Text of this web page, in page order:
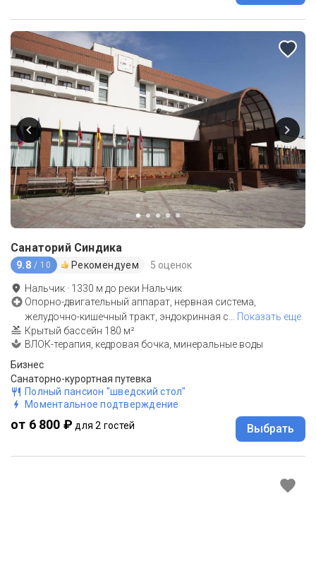
Санаторий Синдика
9.8 / 10 Рекомендуем 5 оценок
Нальчик · 1330 м до реки Нальчик
Опорно-двигательный аппарат, нервная система,
желудочно-кишечный тракт, эндокринная с
Показать еще
Крытый бассейн 180 м²
ВЛОК-терапия, кедровая бочка, минеральные воды
Бизнес
Санаторно-курортная путевка
Полный пансион "шведский стол"
Моментальное подтверждение
от 6 800 ₽ для 2 гостей Выбрать